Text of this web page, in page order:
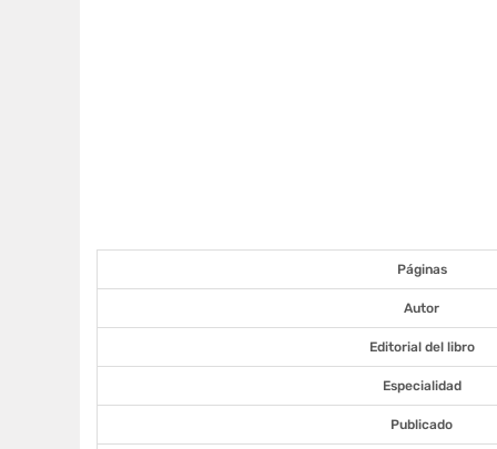
Páginas
Autor
Editorial del libro
Especialidad
Publicado